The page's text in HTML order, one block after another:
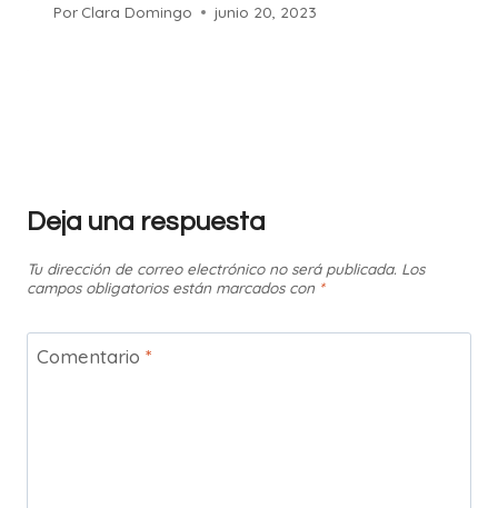
Por Clara Domingo junio 20, 2023
Deja una respuesta
Tu dirección de correo electrónico no será publicada. Los
campos obligatorios están marcados con *
Comentario *